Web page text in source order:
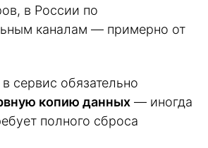
в России по
каналам — примерно от
сервис обязательно
копию данных — иногда
полного сброса